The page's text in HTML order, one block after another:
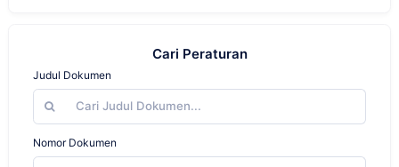
Cari Peraturan
Judul Dokumen
Nomor Dokumen